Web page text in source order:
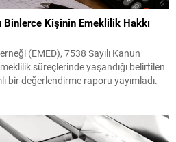
Binlerce Kişinin Emeklilik Hakkı
(EMED), 7538 Sayılı Kanun
süreçlerinde yaşandığı belirtilen
bir değerlendirme raporu yayımladı.
Kanun Sonrası Engelli Emekliliğinde
İstatistiksel Değerlendirme ve
çalışmada, yasa değişikliğinin